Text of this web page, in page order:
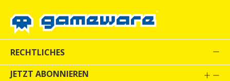
RECHTLICHES
JETZT ABONNIEREN